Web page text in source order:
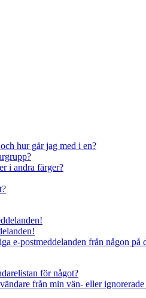
hur går jag med i en?
i andra färger?
e-postmeddelanden från någon på
för något?
från min vän- eller ignorerade